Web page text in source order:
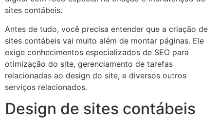
sites contábeis.
Antes de tudo, você precisa entender que a criação de
sites contábeis vai muito além de montar páginas. Ele
exige conhecimentos especializados de SEO para
otimização do site, gerenciamento de tarefas
relacionadas ao design do site, e diversos outros
serviços relacionados.
Design de sites contábeis